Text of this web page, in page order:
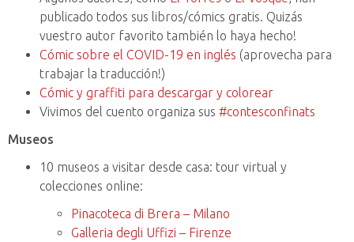
publicado todos sus libros/cómics gratis. Quizás
vuestro autor favorito también lo haya hecho!
Cómic sobre el COVID-19 en inglés (aprovecha para
trabajar la traducción!)
Cómic y graffiti para descargar y colorear
Vivimos del cuento organiza sus #contesconfinats
Museos
10 museos a visitar desde casa: tour virtual y
colecciones online:
Pinacoteca di Brera – Milano
Galleria degli Uffizi – Firenze